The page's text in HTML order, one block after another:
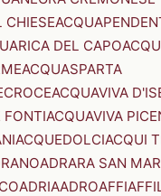
CHIESE
DEL CAPO
ACQUASPARTA
ACQUAVIVA
FONTIACQUAVIVA
ACQUEDOLCIACQUI
ADRARA SAN
ADRIAADROAFFI